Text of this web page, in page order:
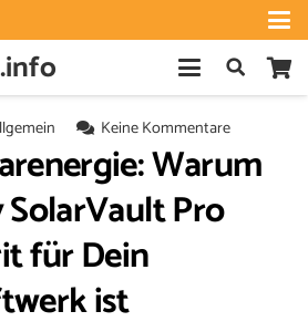
Keine Kommentare
Warum
SolarVault Pro
für Dein
ist